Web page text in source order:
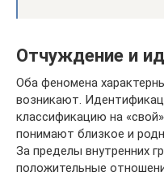
Отчуждение и
Оба феномена
возникают.
классификацию на
понимают близкое и
За пределы внутренних
положительные